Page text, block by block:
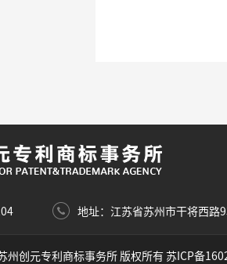
地址：江苏省苏州市干将西路
创元专利商标事务所 版权所有苏ICP备